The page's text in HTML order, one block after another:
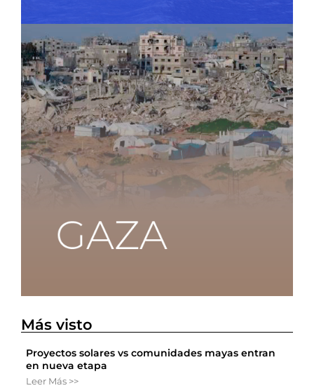
Más visto
Proyectos solares vs comunidades mayas entran
en nueva etapa
Leer Más >>